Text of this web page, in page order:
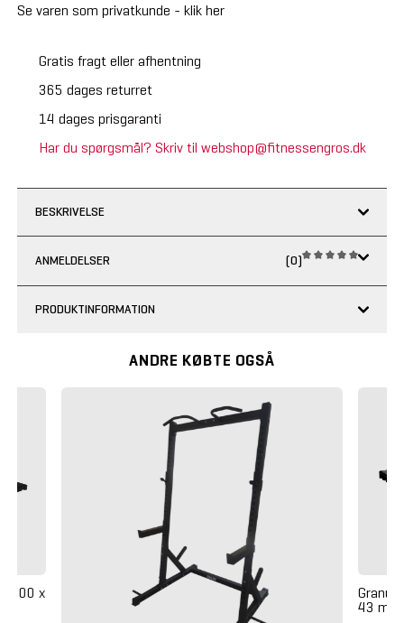
Se varen som privatkunde - klik her
Gratis fragt eller afhentning
365 dages returret
14 dages prisgaranti
Har du spørgsmål? Skriv til webshop@fitnessengros.dk
BESKRIVELSE
ANMELDELSER (0)
PRODUKTINFORMATION
ANDRE KØBTE OGSÅ
1000 x
43 mm